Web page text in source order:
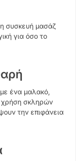
συσκευή μασάζ
για όσο το
ένα μαλακό,
σκληρών
την επιφάνεια